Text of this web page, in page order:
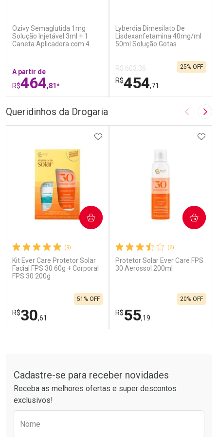
Ozivy Semaglutida 1mg
Solução Injetável 3ml + 1
Caneta Aplicadora com 4
A partir de
R$464,81*
Ativar Desconto
Por R$ 664,02/cada
Comprar sem Desconto
Lyberdia Dimesilato De
Lisdexanfetamina 40mg/ml
50ml Solução Gotas
R$ 603,36
R$454,71
25% OFF
Ativar Desconto
Por R$ 454,71/cada
Queridinhos da Drogaria Imagem
(9)
Kit Ever Care Protetor Solar
Facial FPS 30 60g + Corporal
FPS 30 200g
R$30,61
51% OFF
ADICIONAR AOS FAVORITOS
COMPRAR
Laboratório
Por Menos
(6)
Protetor Solar Ever Care FPS
30 Aerossol 200ml
R$55,19
20% OFF
COMPRAR
Laboratório
Por Menos
Cadastre-se para receber novidades
Receba as melhores ofertas e super descontos
exclusivos!
Nome